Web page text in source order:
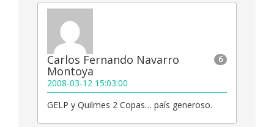
6
Carlos Fernando Navarro
Montoya
2008-03-12 15:03:00
GELP y Quilmes 2 Copas… país generoso.